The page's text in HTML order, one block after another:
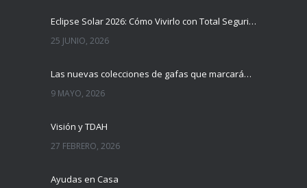
Eclipse Solar 2026: Cómo Vivirlo con Total Seguridad
25 JUNIO, 2026
Las nuevas colecciones de gafas que marcarán tendencia esta temporada
9 MAYO, 2026
Visión y TDAH
27 FEBRERO, 2026
Ayudas en Casa